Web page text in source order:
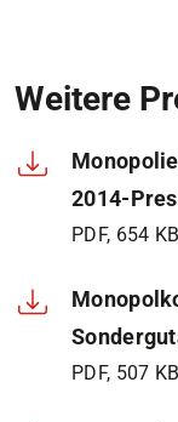
Weitere
2014-
PDF, 654
PDF, 507